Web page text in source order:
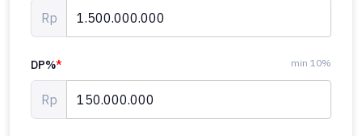
Rp
DP%* min 10%
Rp